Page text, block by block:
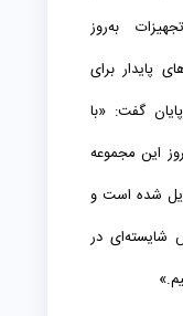
به‌روز
پایدار برای
گفت: «با
این مجموعه
شده است و
شایسته‌ای در